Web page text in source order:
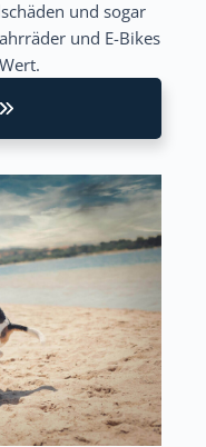
und sogar
und E-Bikes